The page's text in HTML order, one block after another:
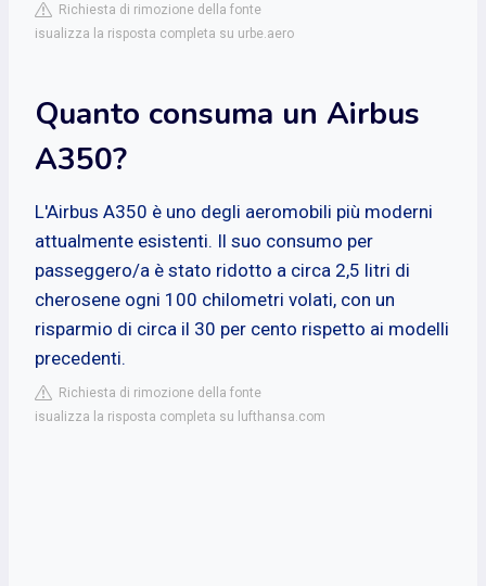
Richiesta di rimozione della fonte
isualizza la risposta completa su urbe.aero
Quanto consuma un Airbus
A350?
L'Airbus A350 è uno degli aeromobili più moderni
attualmente esistenti. Il suo consumo per
passeggero/a è stato ridotto a circa 2,5 litri di
cherosene ogni 100 chilometri volati, con un
risparmio di circa il 30 per cento rispetto ai modelli
precedenti.
Richiesta di rimozione della fonte
isualizza la risposta completa su lufthansa.com